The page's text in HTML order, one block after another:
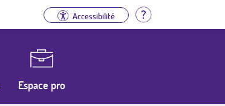
Accessibilité Aide
Espace pro